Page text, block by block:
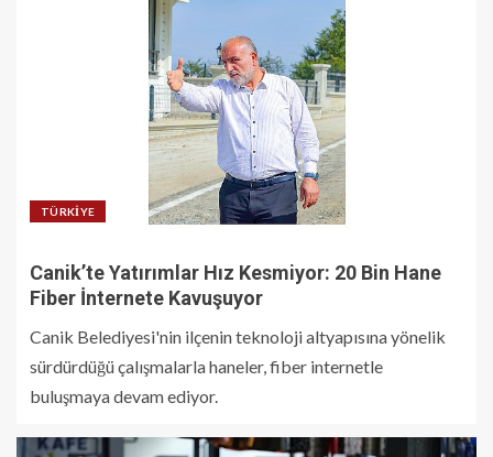
TÜRKIYE
Canik’te Yatırımlar Hız Kesmiyor: 20 Bin Hane
Fiber İnternete Kavuşuyor
Canik Belediyesi'nin ilçenin teknoloji altyapısına yönelik
sürdürdüğü çalışmalarla haneler, fiber internetle
buluşmaya devam ediyor.